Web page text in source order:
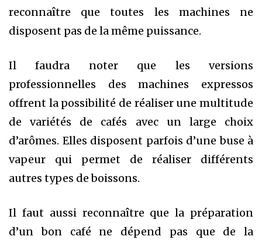
reconnaître que toutes les machines ne
disposent pas de la même puissance.
Il faudra noter que les versions
professionnelles des machines expressos
offrent la possibilité de réaliser une multitude
de variétés de cafés avec un large choix
d’arômes. Elles disposent parfois d’une buse à
vapeur qui permet de réaliser différents
autres types de boissons.
Il faut aussi reconnaître que la préparation
d’un bon café ne dépend pas que de la